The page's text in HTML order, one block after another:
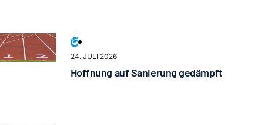
24. JULI 2026
Hoffnung auf Sanierung gedämpft